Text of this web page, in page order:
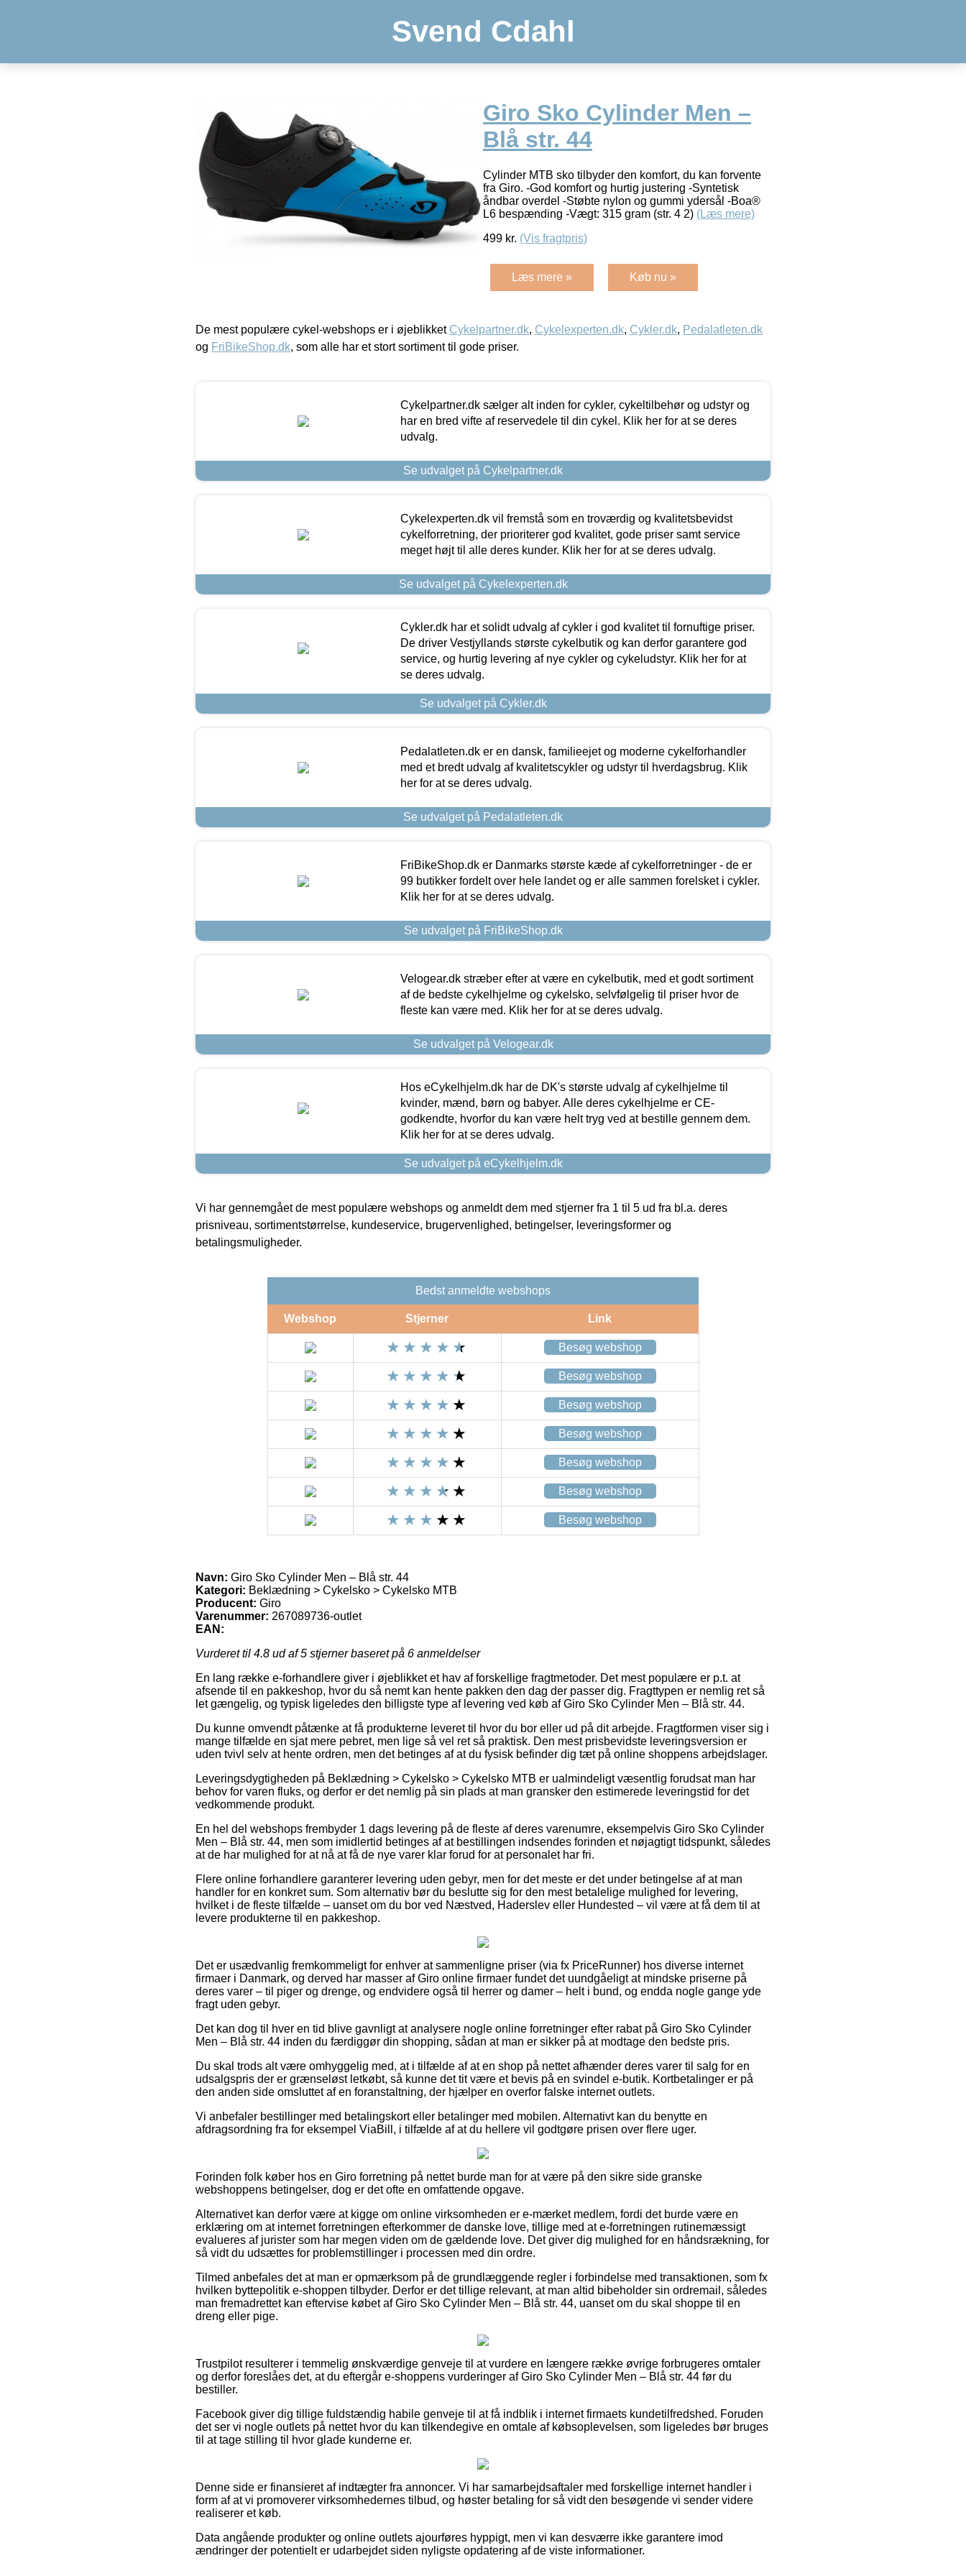
Svend Cdahl
Giro Sko Cylinder Men –
Blå str. 44
Cylinder MTB sko tilbyder den komfort, du kan forvente
fra Giro. -God komfort og hurtig justering -Syntetisk
åndbar overdel -Støbte nylon og gummi ydersål -Boa®
L6 bespænding -Vægt: 315 gram (str. 4 2) (Læs mere)
499 kr. (Vis fragtpris)
Læs mere » Køb nu »
De mest populære cykel-webshops er i øjeblikket Cykelpartner.dk, Cykelexperten.dk, Cykler.dk, Pedalatleten.dk
og FriBikeShop.dk, som alle har et stort sortiment til gode priser.
Cykelpartner.dk sælger alt inden for cykler, cykeltilbehør og udstyr og
har en bred vifte af reservedele til din cykel. Klik her for at se deres
udvalg.
Se udvalget på Cykelpartner.dk
Cykelexperten.dk vil fremstå som en troværdig og kvalitetsbevidst
cykelforretning, der prioriterer god kvalitet, gode priser samt service
meget højt til alle deres kunder. Klik her for at se deres udvalg.
Se udvalget på Cykelexperten.dk
Cykler.dk har et solidt udvalg af cykler i god kvalitet til fornuftige priser.
De driver Vestjyllands største cykelbutik og kan derfor garantere god
service, og hurtig levering af nye cykler og cykeludstyr. Klik her for at
se deres udvalg.
Se udvalget på Cykler.dk
Pedalatleten.dk er en dansk, familieejet og moderne cykelforhandler
med et bredt udvalg af kvalitetscykler og udstyr til hverdagsbrug. Klik
her for at se deres udvalg.
Se udvalget på Pedalatleten.dk
FriBikeShop.dk er Danmarks største kæde af cykelforretninger - de er
99 butikker fordelt over hele landet og er alle sammen forelsket i cykler.
Klik her for at se deres udvalg.
Se udvalget på FriBikeShop.dk
Velogear.dk stræber efter at være en cykelbutik, med et godt sortiment
af de bedste cykelhjelme og cykelsko, selvfølgelig til priser hvor de
fleste kan være med. Klik her for at se deres udvalg.
Se udvalget på Velogear.dk
Hos eCykelhjelm.dk har de DK's største udvalg af cykelhjelme til
kvinder, mænd, børn og babyer. Alle deres cykelhjelme er CE-
godkendte, hvorfor du kan være helt tryg ved at bestille gennem dem.
Klik her for at se deres udvalg.
Se udvalget på eCykelhjelm.dk
Vi har gennemgået de mest populære webshops og anmeldt dem med stjerner fra 1 til 5 ud fra bl.a. deres
prisniveau, sortimentstørrelse, kundeservice, brugervenlighed, betingelser, leveringsformer og
betalingsmuligheder.
Bedst anmeldte webshops
Webshop Stjerner Link
Besøg webshop
Besøg webshop
Besøg webshop
Besøg webshop
Besøg webshop
Besøg webshop
Besøg webshop
Navn: Giro Sko Cylinder Men – Blå str. 44
Kategori: Beklædning > Cykelsko > Cykelsko MTB
Producent: Giro
Varenummer: 267089736-outlet
EAN:
Vurderet til 4.8 ud af 5 stjerner baseret på 6 anmeldelser
En lang række e-forhandlere giver i øjeblikket et hav af forskellige fragtmetoder. Det mest populære er p.t. at
afsende til en pakkeshop, hvor du så nemt kan hente pakken den dag der passer dig. Fragttypen er nemlig ret så
let gængelig, og typisk ligeledes den billigste type af levering ved køb af Giro Sko Cylinder Men – Blå str. 44.
Du kunne omvendt påtænke at få produkterne leveret til hvor du bor eller ud på dit arbejde. Fragtformen viser sig i
mange tilfælde en sjat mere pebret, men lige så vel ret så praktisk. Den mest prisbevidste leveringsversion er
uden tvivl selv at hente ordren, men det betinges af at du fysisk befinder dig tæt på online shoppens arbejdslager.
Leveringsdygtigheden på Beklædning > Cykelsko > Cykelsko MTB er ualmindeligt væsentlig forudsat man har
behov for varen fluks, og derfor er det nemlig på sin plads at man gransker den estimerede leveringstid for det
vedkommende produkt.
En hel del webshops frembyder 1 dags levering på de fleste af deres varenumre, eksempelvis Giro Sko Cylinder
Men – Blå str. 44, men som imidlertid betinges af at bestillingen indsendes forinden et nøjagtigt tidspunkt, således
at de har mulighed for at nå at få de nye varer klar forud for at personalet har fri.
Flere online forhandlere garanterer levering uden gebyr, men for det meste er det under betingelse af at man
handler for en konkret sum. Som alternativ bør du beslutte sig for den mest betalelige mulighed for levering,
hvilket i de fleste tilfælde – uanset om du bor ved Næstved, Haderslev eller Hundested – vil være at få dem til at
levere produkterne til en pakkeshop.
Det er usædvanlig fremkommeligt for enhver at sammenligne priser (via fx PriceRunner) hos diverse internet
firmaer i Danmark, og derved har masser af Giro online firmaer fundet det uundgåeligt at mindske priserne på
deres varer – til piger og drenge, og endvidere også til herrer og damer – helt i bund, og endda nogle gange yde
fragt uden gebyr.
Det kan dog til hver en tid blive gavnligt at analysere nogle online forretninger efter rabat på Giro Sko Cylinder
Men – Blå str. 44 inden du færdiggør din shopping, sådan at man er sikker på at modtage den bedste pris.
Du skal trods alt være omhyggelig med, at i tilfælde af at en shop på nettet afhænder deres varer til salg for en
udsalgspris der er grænseløst letkøbt, så kunne det tit være et bevis på en svindel e-butik. Kortbetalinger er på
den anden side omsluttet af en foranstaltning, der hjælper en overfor falske internet outlets.
Vi anbefaler bestillinger med betalingskort eller betalinger med mobilen. Alternativt kan du benytte en
afdragsordning fra for eksempel ViaBill, i tilfælde af at du hellere vil godtgøre prisen over flere uger.
Forinden folk køber hos en Giro forretning på nettet burde man for at være på den sikre side granske
webshoppens betingelser, dog er det ofte en omfattende opgave.
Alternativet kan derfor være at kigge om online virksomheden er e-mærket medlem, fordi det burde være en
erklæring om at internet forretningen efterkommer de danske love, tillige med at e-forretningen rutinemæssigt
evalueres af jurister som har megen viden om de gældende love. Det giver dig mulighed for en håndsrækning, for
så vidt du udsættes for problemstillinger i processen med din ordre.
Tilmed anbefales det at man er opmærksom på de grundlæggende regler i forbindelse med transaktionen, som fx
hvilken byttepolitik e-shoppen tilbyder. Derfor er det tillige relevant, at man altid bibeholder sin ordremail, således
man fremadrettet kan eftervise købet af Giro Sko Cylinder Men – Blå str. 44, uanset om du skal shoppe til en
dreng eller pige.
Trustpilot resulterer i temmelig ønskværdige genveje til at vurdere en længere række øvrige forbrugeres omtaler
og derfor foreslåes det, at du eftergår e-shoppens vurderinger af Giro Sko Cylinder Men – Blå str. 44 før du
bestiller.
Facebook giver dig tillige fuldstændig habile genveje til at få indblik i internet firmaets kundetilfredshed. Foruden
det ser vi nogle outlets på nettet hvor du kan tilkendegive en omtale af købsoplevelsen, som ligeledes bør bruges
til at tage stilling til hvor glade kunderne er.
Denne side er finansieret af indtægter fra annoncer. Vi har samarbejdsaftaler med forskellige internet handler i
form af at vi promoverer virksomhedernes tilbud, og høster betaling for så vidt den besøgende vi sender videre
realiserer et køb.
Data angående produkter og online outlets ajourføres hyppigt, men vi kan desværre ikke garantere imod
ændringer der potentielt er udarbejdet siden nyligste opdatering af de viste informationer.